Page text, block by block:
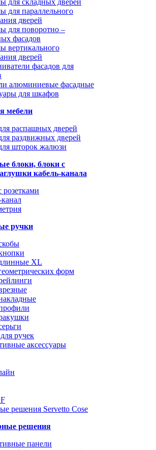
для складных дверей
для параллельного
дверей
для поворотно –
фасадов
вертикального
дверей
фасадов для
алюминиевые фасадные
для шкафов
мебели
распашных дверей
раздвижных дверей
шторок жалюзи
блоки, блоки с
кабель-канала
розетками
ручки
XL
форм
ручек
аксессуары
решения
панели